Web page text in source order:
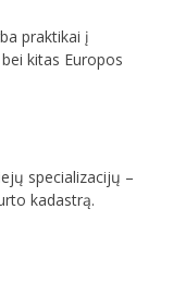
praktikai į
kitas Europos
specializacijų –
kadastrą.